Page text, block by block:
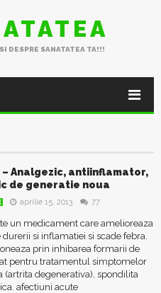
DESPRE SANATATEA TA!!!
– Analgezic, antiinflamator,
de generatie noua
aprilie 15, 2013 77
un medicament care amelioreaza
si inflamatiei si scade febra.
prin inhibarea formarii de
pentru tratamentul simptomelor
(artrita degenerativa), spondilita
afectiuni acute